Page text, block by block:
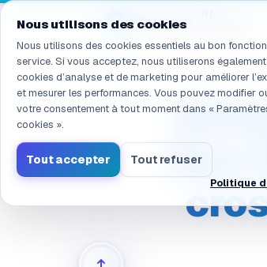
Navigation vers /fr/products/ai-sandbox/
eGroupAI
How
Nous utilisons des cookies
Nous utilisons des cookies essentiels au bon
service. Si vous acceptez, nous utiliserons
cookies d’analyse et de marketing pour améliorer
et mesurer les performances. Vous pouvez modifier
votre consentement à tout moment dans «
cookies ».
Tout accepter Tout refuser
Politique